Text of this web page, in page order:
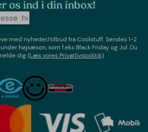
os ind i din inbox!
med nyheder/tilbud fraCoolstuff. Sendes 1-2
højsæson, som f.eks Black Friday og Jul. Du
dig(Læs vores Privatlivspolitik)